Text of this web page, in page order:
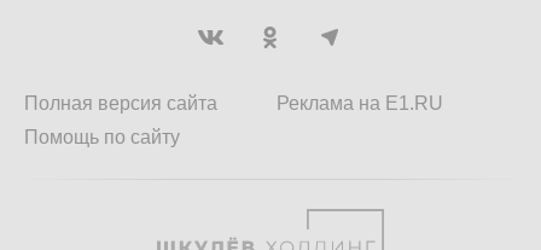
Полная версия сайта
Помощь по сайту
Реклама на E1.RU